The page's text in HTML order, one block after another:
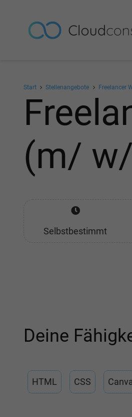
Start Stellenangebote Freelancer
(m/
Selbstbestimmt
Deine
HTML CSS